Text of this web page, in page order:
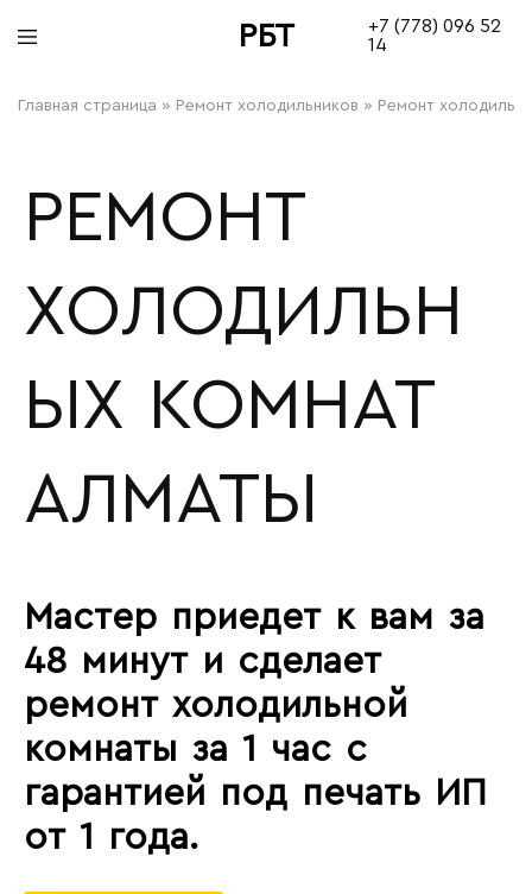
РБТ
+7 (778) 096 52
14
Главная страница » Ремонт холодильников » Ремонт
РЕМОНТ
ХОЛОДИЛЬН
ЫХ КОМНАТ
АЛМАТЫ
Мастер приедет к вам за
48 минут и сделает
ремонт холодильной
комнаты за 1 час с
гарантией под печать ИП
от 1 года.